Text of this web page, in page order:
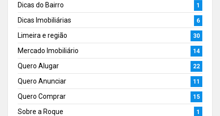
Dicas do Bairro 1
Dicas Imobiliárias 6
Limeira e região 30
Mercado Imobiliário 14
Quero Alugar 22
Quero Anunciar 11
Quero Comprar 15
Sobre a Roque 1